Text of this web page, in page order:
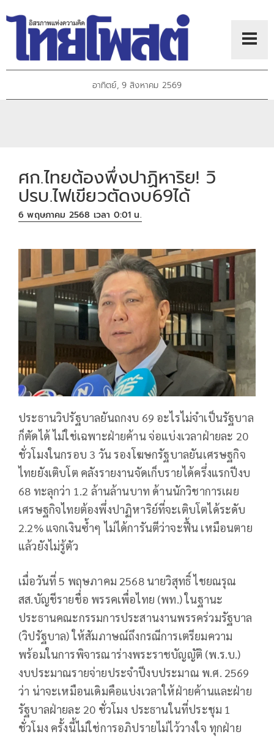
อาทิตย์, 9 สิงหาคม 2569
ศก.ไทยต้องพึ่งปาฏิหาริย! วิ
ปรบ.ไฟเขียวตัดงบ69ได้
6 พฤษภาคม 2568 เวลา 0:01 น.
ประธานวิปรัฐบาลยันถกงบ 69 อะไรไม่จำเป็นรัฐบาล
ก็ตัดได้ ไม่ใช่เฉพาะฝ่ายค้าน จ่อแบ่งเวลาฝ่ายละ 20
ชั่วโมงในกรอบ 3 วัน รองโฆษกรัฐบาลยันเศรษฐกิจ
ไทยยังเติบโต คลังรายงานจัดเก็บรายได้ครึ่งแรกปีงบ
68 ทะลุกว่า 1.2 ล้านล้านบาท ด้านนักวิชาการเผย
เศรษฐกิจไทยต้องพึ่งปาฏิหาริย์ที่จะเติบโตได้ระดับ
2.2% แจกเงินซ้ำๆ ไม่ได้การันตีว่าจะฟื้น เหมือนตาย
แล้วยังไม่รู้ตัว
เมื่อวันที่ 5 พฤษภาคม 2568 นายวิสุทธิ์ ไชยณรุณ
สส.บัญชีรายชื่อ พรรคเพื่อไทย (พท.) ในฐานะ
ประธานคณะกรรมการประสานงานพรรคร่วมรัฐบาล
(วิปรัฐบาล) ให้สัมภาษณ์ถึงกรณีการเตรียมความ
พร้อมในการพิจารณาร่างพระราชบัญญัติ (พ.ร.บ.)
งบประมาณรายจ่ายประจำปีงบประมาณ พ.ศ. 2569
ว่า น่าจะเหมือนเดิมคือแบ่งเวลาให้ฝ่ายค้านและฝ่าย
รัฐบาลฝ่ายละ 20 ชั่วโมง ประธานในที่ประชุม 1
ชั่วโมง ครั้งนี้ไม่ใช่การอภิปรายไม่ไว้วางใจ ทุกฝ่าย